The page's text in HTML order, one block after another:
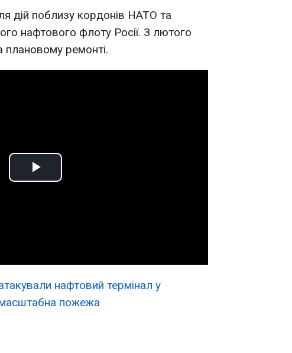
дій поблизу кордонів НАТО та
нафтового флоту Росії. З лютого
плановому ремонті.
Play
нафтовий термінал у
масштабна пожежа